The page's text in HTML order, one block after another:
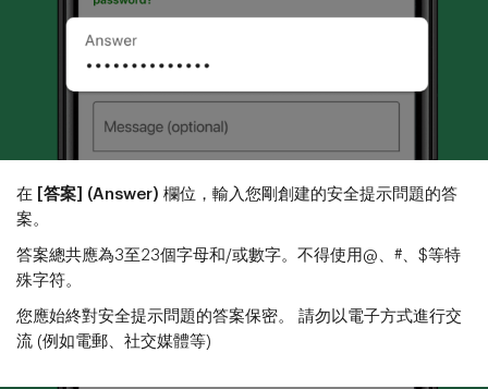
在 [答案] (Answer) 欄位，輸入您剛創建的安全提示問題的答
案。
答案總共應為3至23個字母和/或數字。不得使用@、#、$等特
殊字符。
您應始終對安全提示問題的答案保密。 請勿以電子方式進行交
流 (例如電郵、社交媒體等)